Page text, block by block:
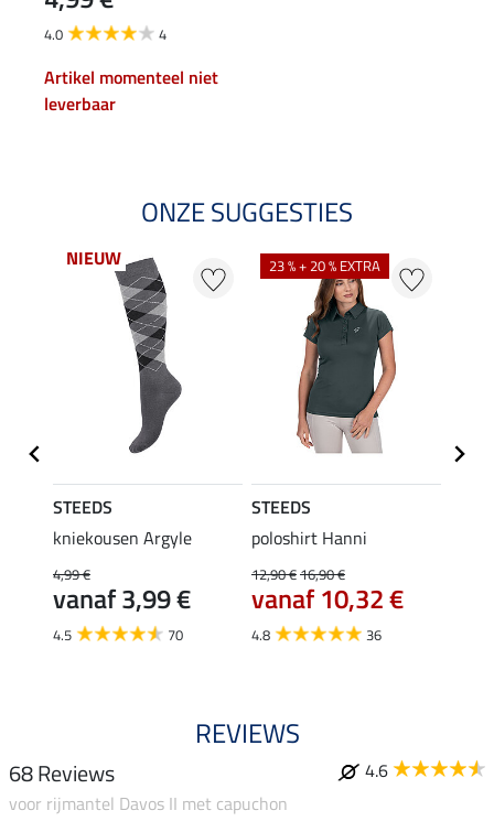
4.0 4
Artikel momenteel niet
leverbaar
ONZE SUGGESTIES
NIEUW
STEEDS
kniekousen Argyle
4,99 €
vanaf 3,99 €
4.5 70
23 % + 20 % EXTRA
STEEDS
poloshirt Hanni
12,90 €16,90 €
vanaf 10,32 €
4.8 36
REVIEWS
68 Reviews
4.6
voor rijmantel Davos II met capuchon